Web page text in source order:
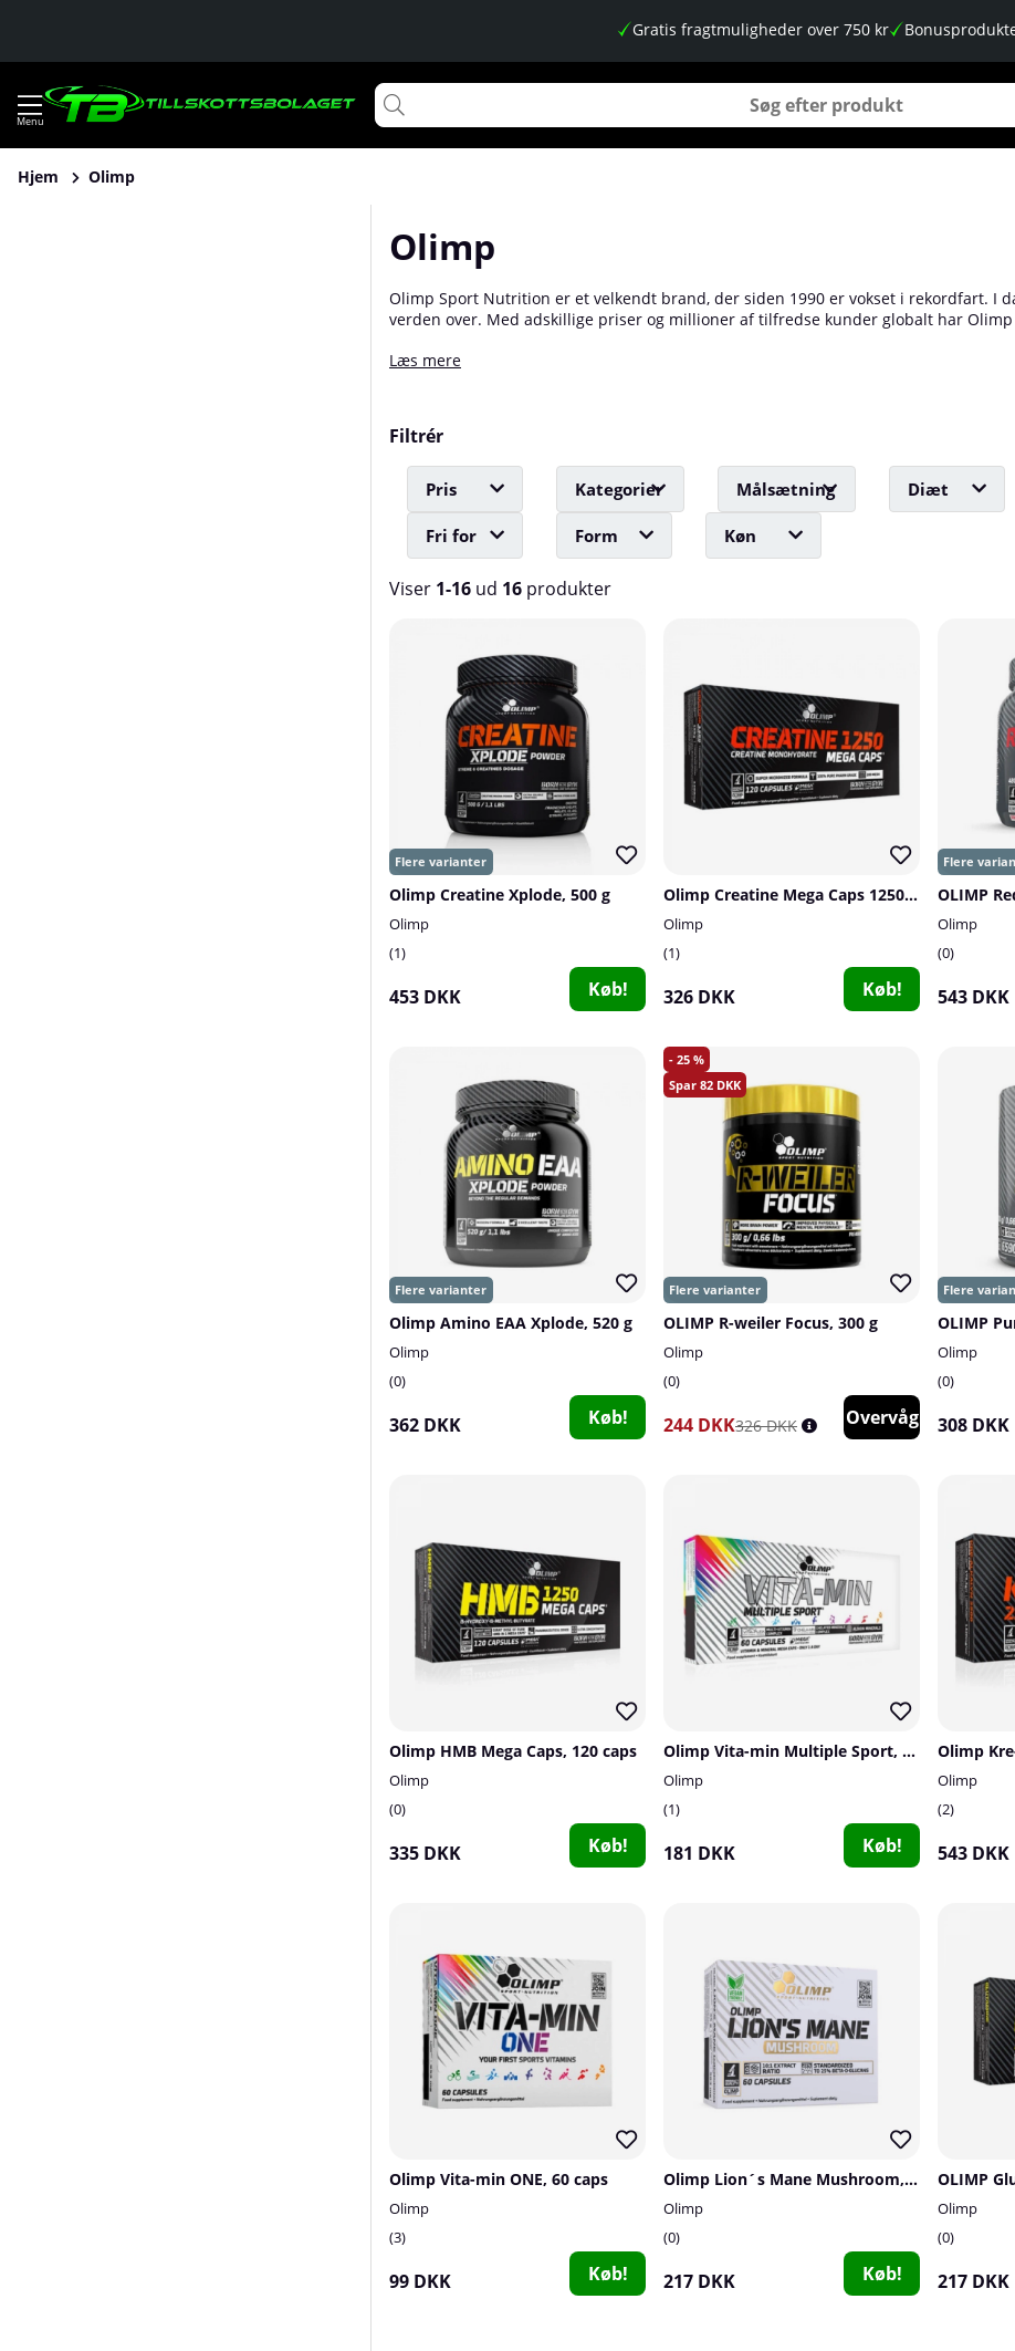
Gratis fragtmuligheder over 750 kr
Hjem Olimp
Olimp
Olimp Sport Nutrition er et velkendt brand, der siden 1990 er vokset i rekordfart. I
verden over. Med adskillige priser og millioner af tilfredse kunder globalt har
Selvfølgelig kan du finde Olimp hos os på Tillskottsbolaget!
Læs mere
Filtrér
Pris Kategorier Målsætning Diæt
Fri for Form Køn
Viser 1-16 ud 16 produkter
Olimp Creatine Xplode, 500 g
Olimp
1
453 DKK Køb!
Olimp Creatine Mega Caps 1250, 120 caps
Olimp
1
326 DKK Køb!
OLIMP
Olimp
0
543 DKK
Olimp Amino EAA Xplode, 520 g
Olimp
0
362 DKK Køb!
25
82
OLIMP R-weiler Focus, 300 g
Olimp
0
244 DKK326 DKK Overvåg
Olimp
0
308 DKK
Olimp HMB Mega Caps, 120 caps
Olimp
0
335 DKK Køb!
Olimp Vita-min Multiple Sport, 60 caps
Olimp
1
181 DKK Køb!
Olimp
2
543 DKK
Olimp Vita-min ONE, 60 caps
Olimp
3
99 DKK Køb!
Olimp Lion´s Mane Mushroom, 60 caps
Olimp
0
217 DKK Køb!
Olimp
0
217 DKK